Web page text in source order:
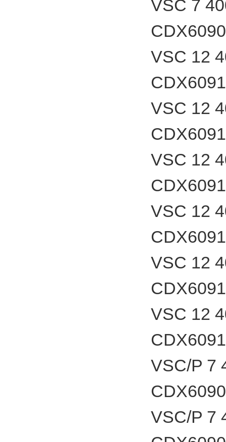
VSC 7
VSC 12
VSC 12
VSC 12
VSC 12
VSC 12
VSC 12
VSC/P 7
VSC/P 7